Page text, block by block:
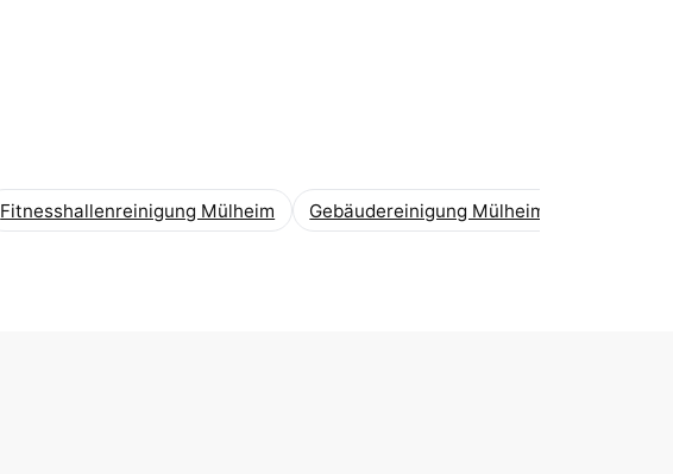
Fitnesshallenreinigung Mülheim Gebäudereinigung Mülheim